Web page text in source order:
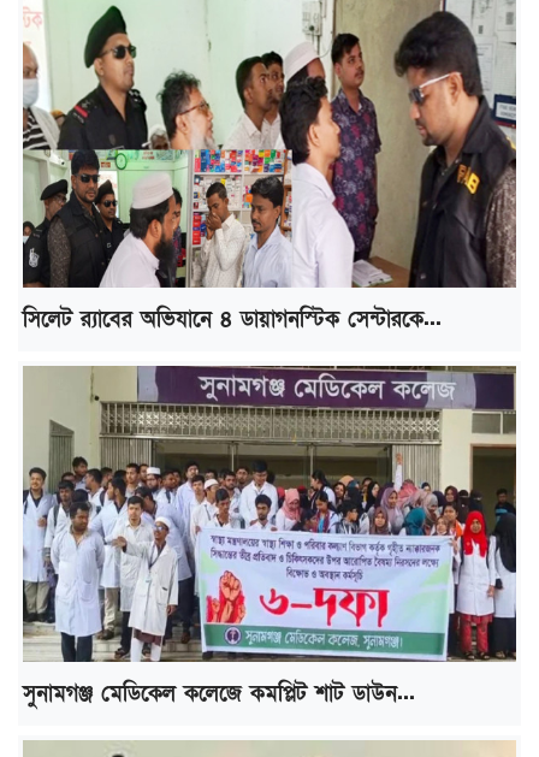
সিলেট র‌্যাবের অভিযানে ৪ ডায়াগনস্টিক সেন্টারকে...
সুনামগঞ্জ মেডিকেল কলেজে কমপ্লিট শাট ডাউন...